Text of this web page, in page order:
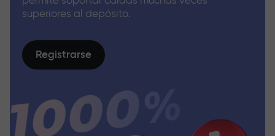
superiores al depósito.
Registrarse